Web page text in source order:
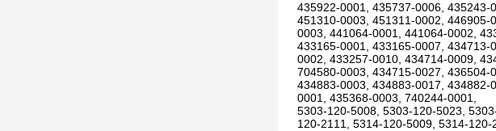
435922-0001, 435737-0006, 435243-
451310-0003, 451311-0002,
0003, 441064-0001, 441064-0002,
433165-0001, 433165-0007,
0002, 433257-0010, 434714-0009,
704580-0003, 434715-0027, 436504-
434883-0003, 434883-0017,
0001, 435368-0003, 740244-0001,
5303-120-5008, 5303-120-5023,
120-2111, 5314-120-5009, 5314-